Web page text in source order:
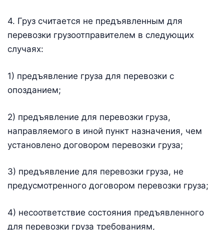
4. Груз считается не предъявленным для
перевозки грузоотправителем в следующих
случаях:
1) предъявление груза для перевозки с
опозданием;
2) предъявление для перевозки груза,
направляемого в иной пункт назначения, чем
установлено договором перевозки груза;
3) предъявление для перевозки груза, не
предусмотренного договором перевозки груза;
4) несоответствие состояния предъявленного
для перевозки груза требованиям,